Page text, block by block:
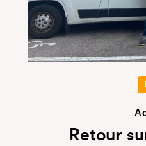
Retour